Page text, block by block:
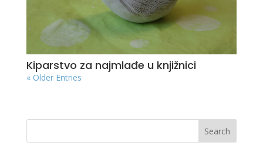
Kiparstvo za najmlađe u knjižnici
« Older Entries